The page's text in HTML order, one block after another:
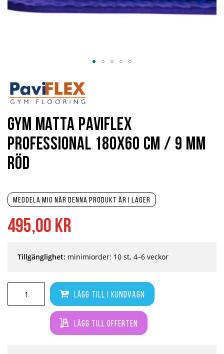
495,00 kr
Meddela mig när denna produkt är i lager
Lägg till i kundvagn
Lägg till offerten
Tillgänglighet: minimiorder: 10 st, 4–6 veckor
Gym matta PaviFlex
Professional 180x60 cm / 9 mm
röd
till
början
av
bildgalleriet